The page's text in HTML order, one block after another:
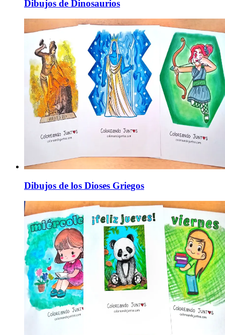
Dibujos de Dinosaurios
Dibujos de los Dioses Griegos